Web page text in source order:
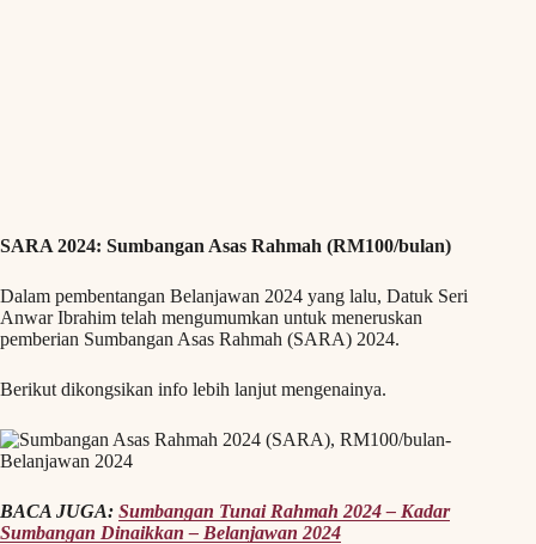
SARA 2024: Sumbangan Asas Rahmah (RM100/bulan)
Dalam pembentangan Belanjawan 2024 yang lalu, Datuk Seri
Anwar Ibrahim telah mengumumkan untuk meneruskan
pemberian Sumbangan Asas Rahmah (SARA) 2024.
Berikut dikongsikan info lebih lanjut mengenainya.
BACA JUGA: Sumbangan Tunai Rahmah 2024 – Kadar
Sumbangan Dinaikkan – Belanjawan 2024